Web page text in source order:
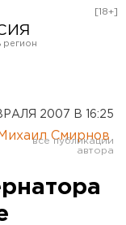
[18+]
2007 В 16:25
Михаил Смирнов